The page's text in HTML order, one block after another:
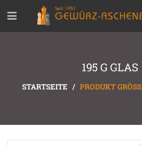
195 G GLAS
STARTSEITE / PRODUKT GRÖSSE